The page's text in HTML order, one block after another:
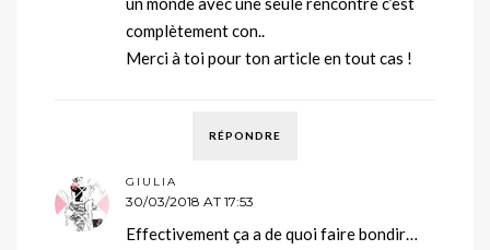
complètement con..
Merci à toi pour ton article en tout cas !
RÉPONDRE
GIULIA
30/03/2018 AT 17:53
Effectivement ça a de quoi faire bondir…